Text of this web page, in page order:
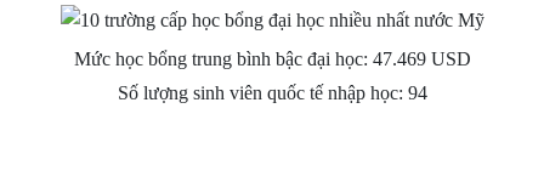
Mức học bổng trung bình bậc đại học: 47.469 USD
Số lượng sinh viên quốc tế nhập học: 94